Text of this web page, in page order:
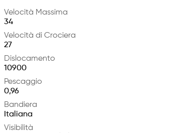
Velocità Massima
34
Velocità di Crociera
27
Dislocamento
10900
Pescaggio
0,96
Bandiera
Italiana
Visibilità